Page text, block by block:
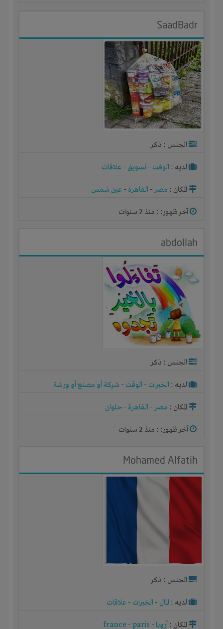
SaadBadr
الجنس : ذكر
لديـه : الوقت - تسويق - علاقات
المكان : مصر- القاهرة - عين شمس
آخر ظهور: : منذ 2 سنوات
abdollah
الجنس : ذكر
لديـه : الخبرات - الوقت - شركة أو مصنع أو ورشة
المكان : مصر- القاهرة - حلوان
آخر ظهور: : منذ 2 سنوات
Mohamed Alfatih
الجنس : ذكر
لديـه : المال - الخبرات - علاقات
المكان : أروبا -
france - paris